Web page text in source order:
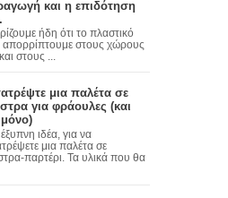
και η επιδότηση
ήδη ότι το πλαστικό
στους χώρους
στους ...
μια παλέτα σε
για φράουλες (και
μόνο)
έξυπνη ιδέα, για να
μια παλέτα σε
παρτέρι. Τα υλικά που θα